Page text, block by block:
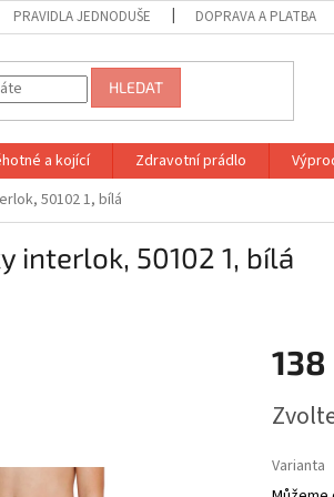
PRAVIDLA JEDNODUŠE DOPRAVA A PLATBA
HLEDAT
a kojící Zdravotní prádlo
50102 1, bílá
interlok, 50102 1, bílá
138
cena:
Varianta